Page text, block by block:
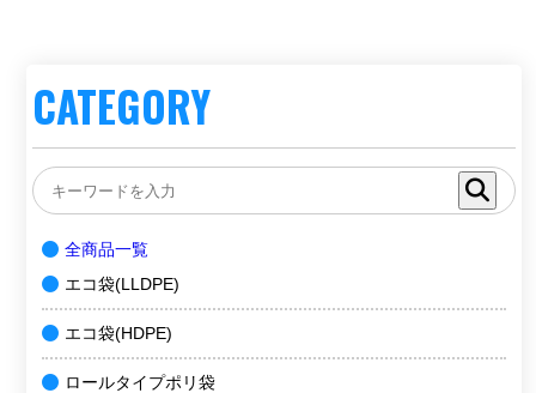
CATEGORY
全商品一覧
エコ袋(LLDPE)
エコ袋(HDPE)
ロールタイプポリ袋